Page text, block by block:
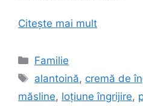
Citește mai mult
Categorii
Familie
Etichete
alantoină, cremă de
măsline, loțiune îngrijire,